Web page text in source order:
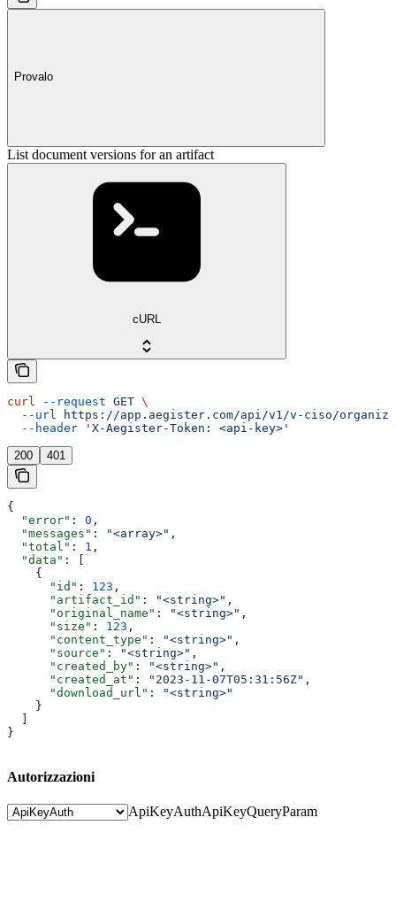
Provalo
List document versions for an artifact
cURL
curl --request GET \
  --url
https://app.aegister.com/api/v1/v-ciso/
  --header
'X-Aegister-Token: <api-key>'
200 401
{
  "error"
: 0 ,
  "messages"
: "<array>" ,
  "total"
: 1 ,
  "data"
: [
    {
      "id"
: 123 ,
      "artifact_id"
: "<string>" ,
      "original_name"
: "<string>" ,
      "size"
: 123 ,
      "content_type"
: "<string>" ,
      "source"
: "<string>" ,
      "created_by"
: "<string>" ,
      "created_at"
: "2023-11-07T05:31:56Z" ,
      "download_url"
:
"<string>"
    }
  ]
}
Autorizzazioni
ApiKeyAuthApiKeyQueryParam